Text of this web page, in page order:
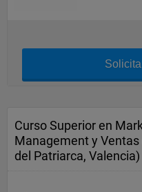
Curso Superior en
Management y Ventas
del Patriarca, Valencia)